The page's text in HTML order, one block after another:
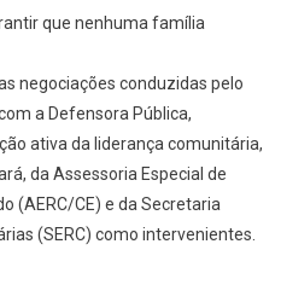
que nenhuma família
negociações conduzidas pelo
a Defensora Pública,
ativa da liderança comunitária,
da Assessoria Especial de
(AERC/CE) e da Secretaria
(SERC) como intervenientes.